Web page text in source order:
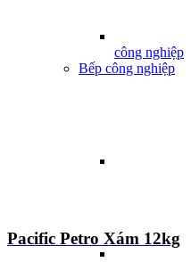
công nghiệp
Bếp công nghiệp
Pacific Petro Xám 12kg